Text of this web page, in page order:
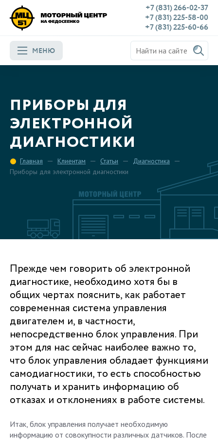
+7 (831) 266-02-37
+7 (831) 225-58-00
+7 (831) 225-60-66
МЕНЮ
ПРИБОРЫ ДЛЯ
ЭЛЕКТРОННОЙ
ДИАГНОСТИКИ
Главная Клиентам Статьи
Диагностика
Приборы для электронной диагностики
Прежде чем говорить об электронной
диагностике, необходимо хотя бы в
общих чертах пояснить, как работает
современная система управления
двигателем и, в частности,
непосредственно блок управления. При
этом для нас сейчас наиболее важно то,
что блок управления обладает функциями
самодиагностики, то есть способностью
получать и хранить информацию об
отказах и отклонениях в работе системы.
Итак, блок управления получает необходимую
информацию от совокупности различных датчиков. После